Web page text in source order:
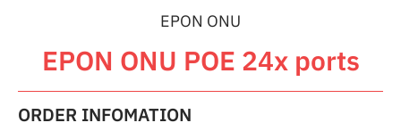
EPON ONU
EPON ONU POE 24x ports
ORDER INFOMATION